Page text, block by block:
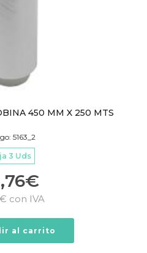
450 MM X 250 MTS
5163_2
3 Uds
€
€ con IVA
al carrito